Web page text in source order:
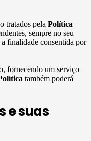
tratados pela Política
sempre no seu
finalidade consentida por
fornecendo um serviço
também poderá
e suas